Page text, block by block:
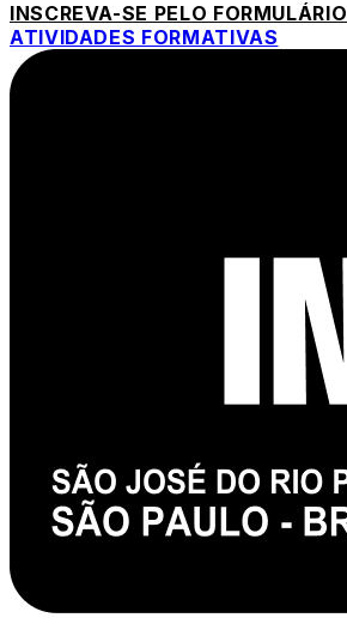
INSCREVA-SE PELO FORMULÁRIO
ATIVIDADES FORMATIVAS